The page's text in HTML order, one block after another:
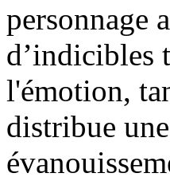
personnage
d’indicibles
l'émotion,
distribue